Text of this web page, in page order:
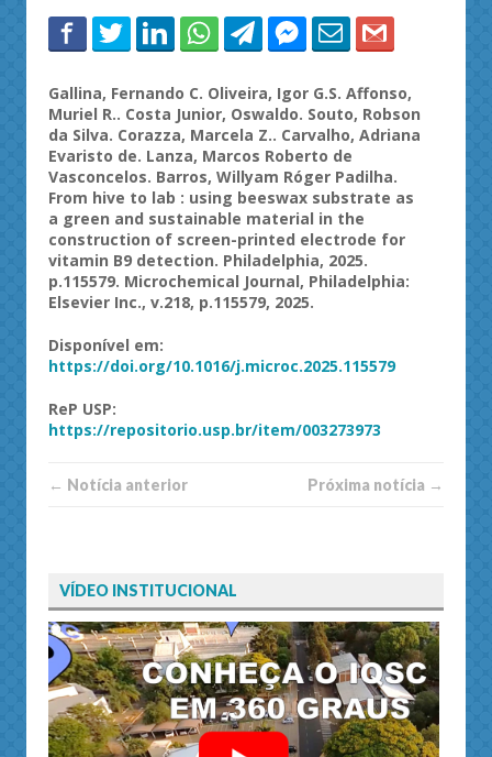
Gallina, Fernando C. Oliveira, Igor G.S. Affonso,
Muriel R.. Costa Junior, Oswaldo. Souto, Robson
da Silva. Corazza, Marcela Z.. Carvalho, Adriana
Evaristo de. Lanza, Marcos Roberto de
Vasconcelos. Barros, Willyam Róger Padilha.
From hive to lab : using beeswax substrate as
a green and sustainable material in the
construction of screen-printed electrode for
vitamin B9 detection. Philadelphia, 2025.
p.115579. Microchemical Journal, Philadelphia:
Elsevier Inc., v.218, p.115579, 2025.
Disponível em:
https://doi.org/10.1016/j.microc.2025.115579
ReP USP:
https://repositorio.usp.br/item/003273973
← Notí­cia anterior Próxima notí­­cia →
VÍDEO INSTITUCIONAL